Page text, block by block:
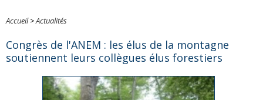
Accueil>Actualités
Congrès de l'ANEM : les élus de la montagne
soutiennent leurs collègues élus forestiers